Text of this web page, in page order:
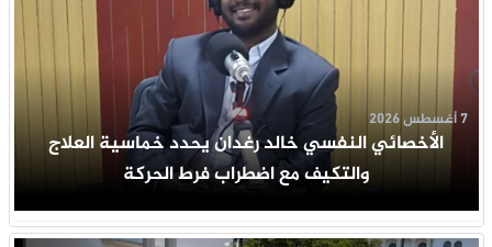
الأخصائي النفسي خالد رغدان يحدد خماسية العلاج
والتكيف مع اضطراب فرط الحركة
7 أغسطس 2026